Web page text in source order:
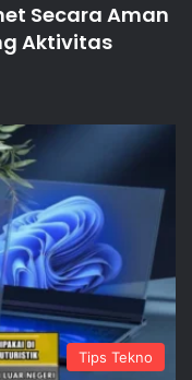
Secara Aman
Aktivitas
Tips Tekno